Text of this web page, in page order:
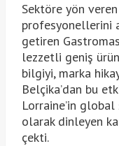
Sektöre yön
profesyonellerini
getiren
lezzetli geniş
bilgiyi, marka
Belçika’dan bu
Lorraine’in
olarak dinleyen
çekti.